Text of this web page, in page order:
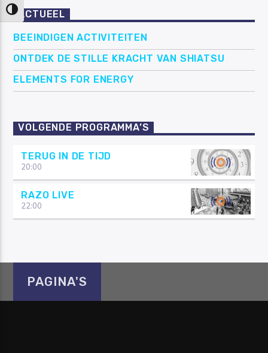
Keuze voor hoog contrast
ACTUEEL
BEEINDIGEN ACTIVITEITEN
ONTDEK DE STILLE KRACHT VAN SHIATSU
ELEMENTS FOR ENERGY
VOLGENDE PROGRAMMA’S
TERUG IN DE TIJD
20:00
RAZO LIVE
22:00
PAGINA'S